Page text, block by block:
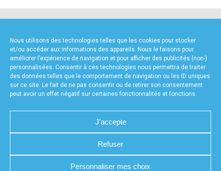
Nous utilisons des technologies telles que les cookies pour stocker
et/ou accéder aux informations des appareils. Nous le faisons pour
améliorer l’expérience de navigation et pour afficher des publicités (non-)
personnalisées. Consentir à ces technologies nous permettra de traiter
des données telles que le comportement de navigation ou les ID uniques
sur ce site. Le fait de ne pas consentir ou de retirer son consentement
peut avoir un effet négatif sur certaines fonctionnalités et fonctions.
J'accepte
Refuser
Personnaliser mes choix
CHARTE DE CONFIDENTIALITÉ
NOUS CONTACTER